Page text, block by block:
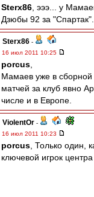
Sterx86 , эээ... у
Дзюбы 92 за
Sterx86 -
16 июл 2011 10:25
porcus
Мамаев уже в сборной
матчей за клуб явно
числе и в Европе.
ViolentOr -
16 июл 2011 10:23
porcus , Только один,
ключевой игрок
на первом месте, а